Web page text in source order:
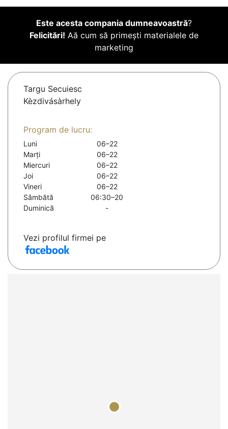
Este acesta compania dumneavoastră?
Felicitări! Aă cum să primești materialele de
marketing
Targu Secuiesc
Kèzdivásàrhely
Program de lucru:
Luni
06–22
Marți
06–22
Miercuri
06–22
Joi
06–22
Vineri
06–22
Sâmbătă
06:30–20
Duminică
-
Vezi profilul firmei pe